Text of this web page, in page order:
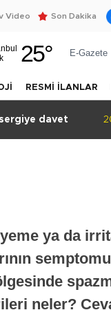
Video Son Dakika
25° E-Gazete
RESMİ İLANLAR
davet
yeme ya da
neler?